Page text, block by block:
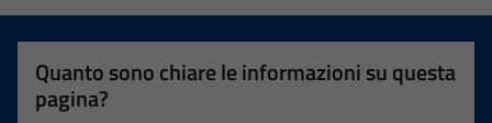
Quanto sono chiare le informazioni su questa
pagina?